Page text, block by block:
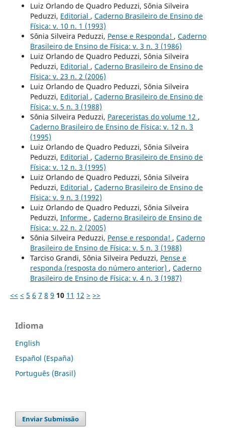
Luiz Orlando de Quadro Peduzzi, Sônia Silveira
Peduzzi, Editorial , Caderno Brasileiro de Ensino de
Física: v. 10 n. 1 (1993)
Sônia Silveira Peduzzi, Pense e Responda! , Caderno
Brasileiro de Ensino de Física: v. 3 n. 3 (1986)
Luiz Orlando de Quadro Peduzzi, Sônia Silveira
Peduzzi, Editorial , Caderno Brasileiro de Ensino de
Física: v. 23 n. 2 (2006)
Luiz Orlando de Quadro Peduzzi, Sônia Silveira
Peduzzi, Editorial , Caderno Brasileiro de Ensino de
Física: v. 5 n. 3 (1988)
Sônia Silveira Peduzzi, Pareceristas do volume 12 ,
Caderno Brasileiro de Ensino de Física: v. 12 n. 3
(1995)
Luiz Orlando de Quadro Peduzzi, Sônia Silveira
Peduzzi, Editorial , Caderno Brasileiro de Ensino de
Física: v. 12 n. 3 (1995)
Luiz Orlando de Quadro Peduzzi, Sônia Silveira
Peduzzi, Editorial , Caderno Brasileiro de Ensino de
Física: v. 9 n. 3 (1992)
Luiz Orlando de Quadro Peduzzi, Sônia Silveira
Peduzzi, Informe , Caderno Brasileiro de Ensino de
Física: v. 22 n. 2 (2005)
Sônia Silveira Peduzzi, Pense e responda! , Caderno
Brasileiro de Ensino de Física: v. 5 n. 3 (1988)
Tarciso Grandi, Sônia Silveira Peduzzi, Pense e
responda (resposta do número anterior) , Caderno
Brasileiro de Ensino de Física: v. 4 n. 3 (1987)
<< < 5 6 7 8 9 10 11 12 > >>
Idioma
English
Español (España)
Português (Brasil)
Enviar Submissão